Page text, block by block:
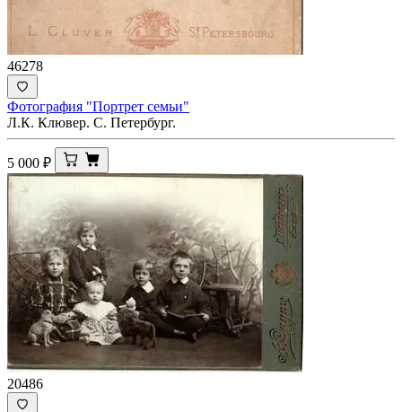
46278
Фотография "Портрет семьи"
Л.К. Клювер. С. Петербург.
5 000 ₽
20486